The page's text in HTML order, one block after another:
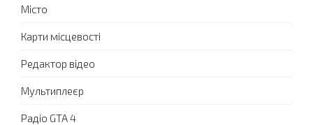
Місто
Карти місцевості
Редактор відео
Мультиплеєр
Радіо GTA 4